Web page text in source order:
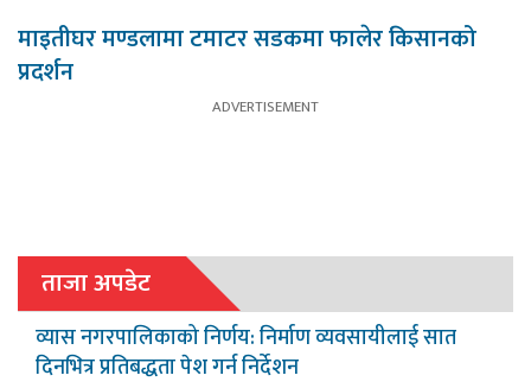
माइतीघर मण्डलामा टमाटर सडकमा फालेर किसानको
प्रदर्शन
ताजा अपडेट
व्यास नगरपालिकाको निर्णय: निर्माण व्यवसायीलाई सात
दिनभित्र प्रतिबद्धता पेश गर्न निर्देशन